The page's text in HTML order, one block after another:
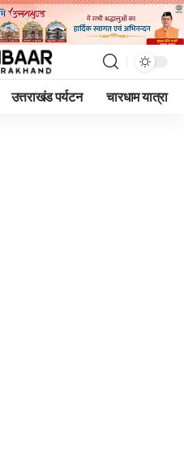
उत्तराखंड पर्यटन चारधाम यात्रा